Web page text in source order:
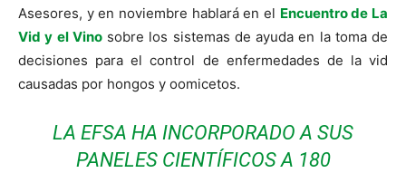
Asesores, y en noviembre hablará en el Encuentro de La
Vid y el Vinosobre los sistemas de ayuda en la toma de
decisiones para el control de enfermedades de la vid
causadas por hongos y oomicetos.
LA EFSA HA INCORPORADO A SUS
PANELES CIENTÍFICOS A 180